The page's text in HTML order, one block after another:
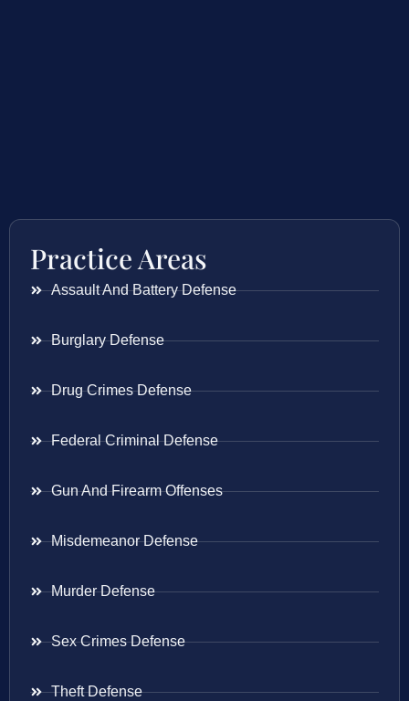
Practice Areas
Assault And Battery Defense
Burglary Defense
Drug Crimes Defense
Federal Criminal Defense
Gun And Firearm Offenses
Misdemeanor Defense
Murder Defense
Sex Crimes Defense
Theft Defense